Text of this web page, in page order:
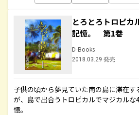
とろとろトロピ
記憶。 第1巻
D-Books
2018.03.29 発売
子供の頃から夢見ていた南の島に滞在
が、島で出合うトロピカルでマジカル
憶。